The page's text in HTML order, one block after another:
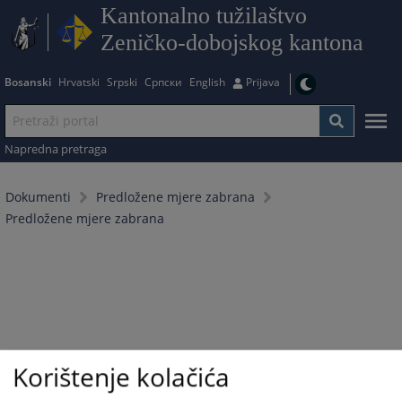
Kantonalno tužilaštvo
Zeničko-dobojskog kantona
Bosanski Hrvatski Srpski Српски English Prijava
Napredna pretraga
Dokumenti
Predložene mjere zabrana
Predložene mjere zabrana
Korištenje kolačića